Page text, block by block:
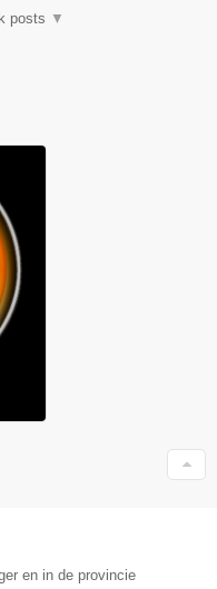
posts ▼
en in de provincie